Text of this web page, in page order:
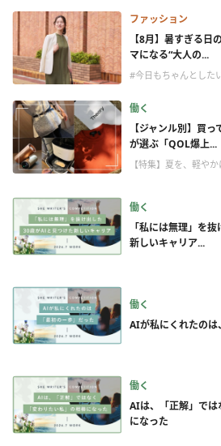
ファッション
【8月】暑すぎる日
マになる“大人の...
#今日もちゃんとした
働く
【ジャンル別】買
が選ぶ「QOL爆上...
【特集】夏を、軽や
働く
「私には無理」を
新しいキャリア...
働く
AIが私にくれたのは
働く
AIは、「正解」で
になった